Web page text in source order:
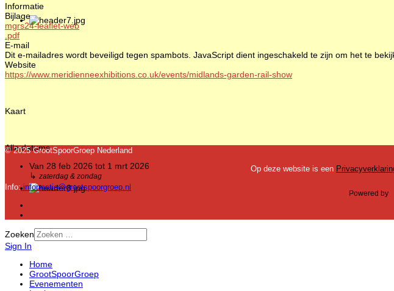
Informatie
Bijlage
mgrs24-leaflet-web
.pdf
E-mail
Dit e-mailadres wordt beveiligd tegen spambots. JavaScript dient ingeschakeld te zijn om het te
Website
https://www.meridienneexhibitions.co.uk/events/midlands-garden-rail-show
Kaart
Alle datums
Van 28 feb 2026 tot 1 mrt 2026
↳ zaterdag & zondag
Powered by
© 2025 GrootSpoorGroep Nederland
Op deze website is een
Info:informatie@grootspoorgroep.nl
Zoeken
Sign In
Home
GrootSpoorGroep
Evenementen